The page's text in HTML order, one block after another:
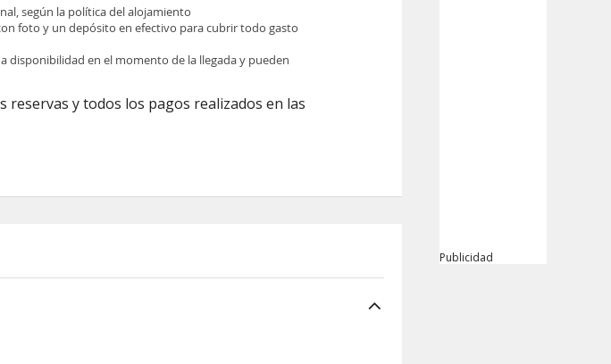
según la política del alojamiento
foto y un depósito en efectivo para cubrir todo gasto
disponibilidad en el momento de la llegada y pueden
reservas y todos los pagos realizados en las
Publicidad